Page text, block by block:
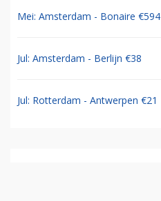
Mei: Amsterdam - Bonaire €594
Jul: Amsterdam - Berlijn €38
Jul: Rotterdam - Antwerpen €21